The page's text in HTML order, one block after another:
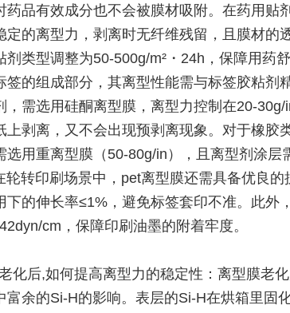
药品有效成分也不会被膜材吸附。在药用贴
定的离型力，剥离时无纤维残留，且膜材的
剂类型调整为50-500g/m²・24h，保障用药
签的组成部分，其离型性能需与标签胶粘剂
，需选用硅酮离型膜，离型力控制在20-
上剥离，又不会出现预剥离现象。对于橡胶
选用重离型膜（50-80g/in），且离型剂涂层
轮转印刷场景中，pet离型膜还需具备优良的
下的伸长率≤1%，避免标签套印不准。此外
cm，保障印刷油墨的附着牢度。
化后,如何提高离型力的稳定性：离型膜老
富余的Si-H的影响。表层的Si-H在烘箱里固